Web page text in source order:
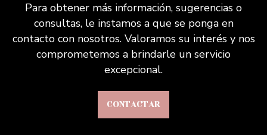
Para obtener más información, sugerencias o
consultas, le instamos a que se ponga en
contacto con nosotros. Valoramos su interés y nos
comprometemos a brindarle un servicio
excepcional.
CONTACTAR